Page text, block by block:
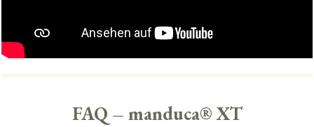
FAQ – manduca® XT